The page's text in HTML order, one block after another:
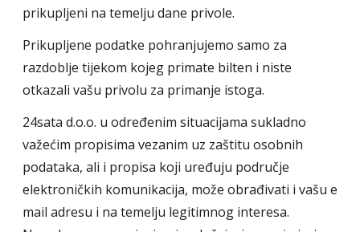
prikupljeni na temelju dane privole.
Prikupljene podatke pohranjujemo samo za
razdoblje tijekom kojeg primate bilten i niste
otkazali vašu privolu za primanje istoga.
24sata d.o.o. u određenim situacijama sukladno
važećim propisima vezanim uz zaštitu osobnih
podataka, ali i propisa koji uređuju područje
elektroničkih komunikacija, može obrađivati i vašu e
mail adresu i na temelju legitimnog interesa.